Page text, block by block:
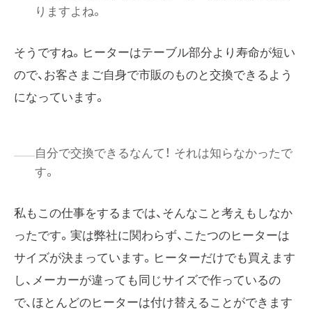
りますよね。
そうですね。ヒーターはテーブル部分より寿命が短い
ので、お客さまご自身で市販のものと交換できるよう
になっています。
自分で交換できるなんて！ それは知らなかったで
す。
私もこの仕事をするまでは、そんなこと考えもしなか
ったです。実は弊社に関わらず、こたつのヒーターは
サイズが決まっています。ヒーターだけでも買えます
し、メーカーが違っても同じサイズで作っているの
で、ほとんどのヒーターは付け替えることができます